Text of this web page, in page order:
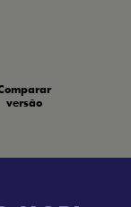
versão